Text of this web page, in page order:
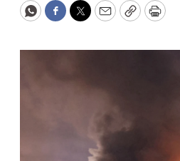
WhatsApp
Facebook
Twitter
EmailCopyPrint